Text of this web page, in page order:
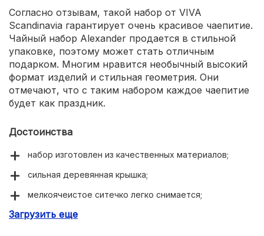
Согласно отзывам, такой набор от VIVA
Scandinavia гарантирует очень красивое чаепитие.
Чайный набор Alexander продается в стильной
упаковке, поэтому может стать отличным
подарком. Многим нравится необычный высокий
формат изделий и стильная геометрия. Они
отмечают, что с таким набором каждое чаепитие
будет как праздник.
Достоинства
набор изготовлен из качественных материалов;
сильная деревянная крышка;
мелкоячеистое ситечко легко снимается;
продается в стильной упаковке.
Загрузить еще